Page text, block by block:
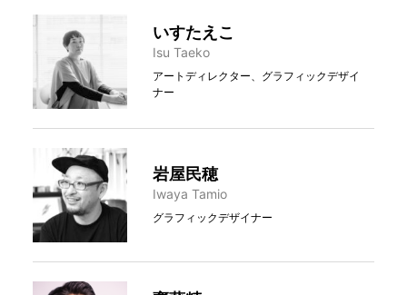
いすたえこ
Isu Taeko
アートディレクター、グラフィックデザイ
ナー
岩屋民穂
Iwaya Tamio
グラフィックデザイナー